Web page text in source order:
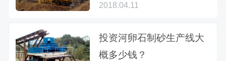
2018.04.11
投资河卵石制砂生产线大
概多少钱？